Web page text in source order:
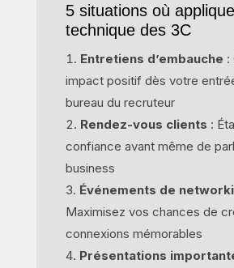
5 situations où
technique des 3C
Entretiens d’embauche :
impact positif dès votre
bureau du recruteur
Rendez-vous clients :
confiance avant même de
business
Événements de
Maximisez vos chances de
connexions mémorables
Présentations